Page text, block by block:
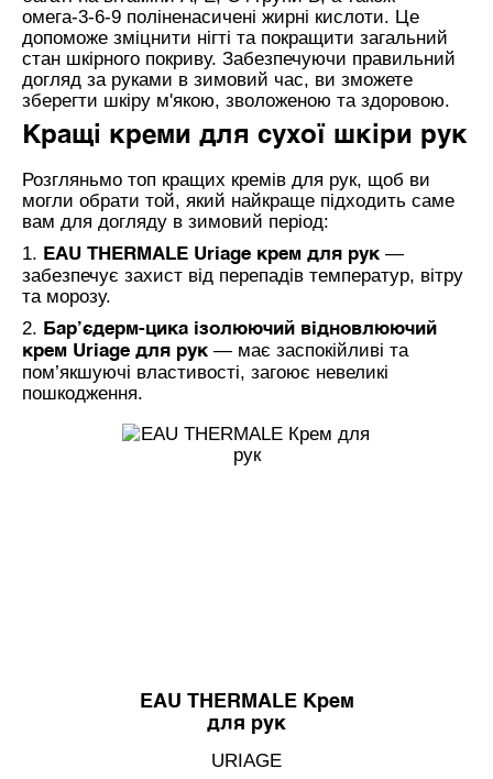
омега-3-6-9 поліненасичені жирні кислоти. Це
допоможе зміцнити нігті та покращити загальний
стан шкірного покриву. Забезпечуючи правильний
догляд за руками в зимовий час, ви зможете
зберегти шкіру м'якою, зволоженою та здоровою.
Кращі креми для сухої шкіри рук
Розгляньмо топ кращих кремів для рук, щоб ви
могли обрати той, який найкраще підходить саме
вам для догляду в зимовий період:
1. EAU THERMALE Uriage крем для рук —
забезпечує захист від перепадів температур, вітру
та морозу.
2. Бар’єдерм-цика ізолюючий відновлюючий
крем Uriage для рук — має заспокійливі та
пом’якшуючі властивості, загоює невеликі
пошкодження.
EAU THERMALE Крем
для рук
URIAGE